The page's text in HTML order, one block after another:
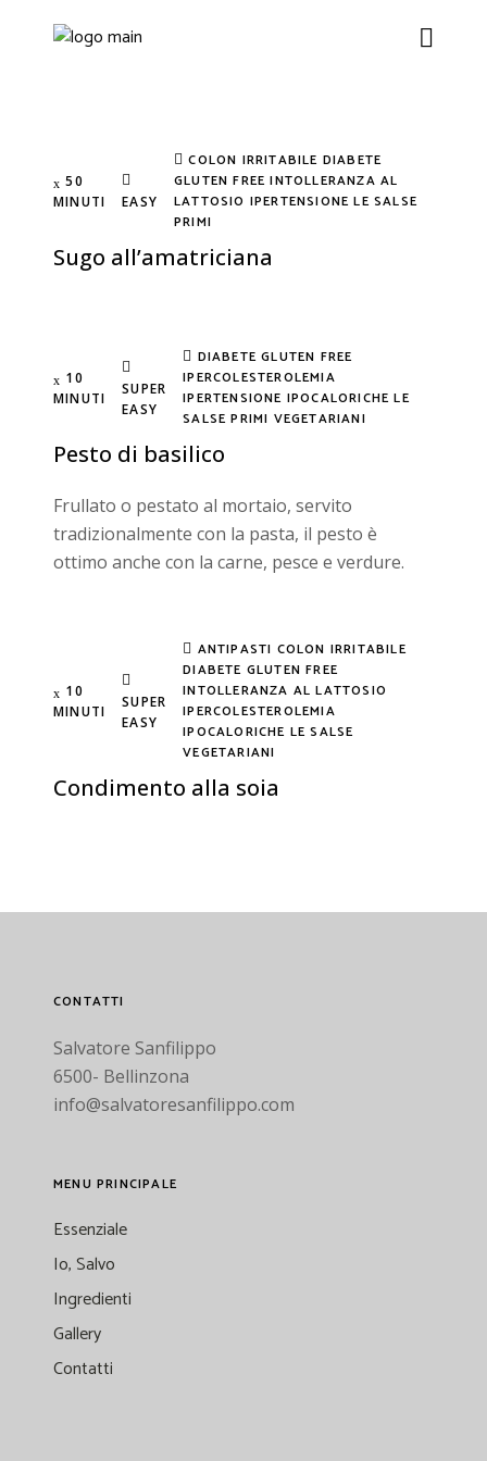
50
MINUTI
EASY
COLON IRRITABILE DIABETE
GLUTEN FREEINTOLLERANZA AL
LATTOSIO IPERTENSIONELE SALSE
PRIMI
Sugo all’amatriciana
10
MINUTI
SUPER
EASY
DIABETEGLUTEN FREE
IPERCOLESTEROLEMIA
IPERTENSIONE IPOCALORICHELE
SALSEPRIMI VEGETARIANI
Pesto di basilico
Frullato o pestato al mortaio, servito
tradizionalmente con la pasta, il pesto è
ottimo anche con la carne, pesce e verdure.
10
MINUTI
SUPER
EASY
ANTIPASTI COLON IRRITABILE
DIABETE GLUTEN FREE
INTOLLERANZA AL LATTOSIO
IPERCOLESTEROLEMIA
IPOCALORICHE LE SALSE
VEGETARIANI
Condimento alla soia
CONTATTI
Salvatore Sanfilippo
6500- Bellinzona
info@salvatoresanfilippo.com
MENU PRINCIPALE
Essenziale
Io, Salvo
Ingredienti
Gallery
Contatti